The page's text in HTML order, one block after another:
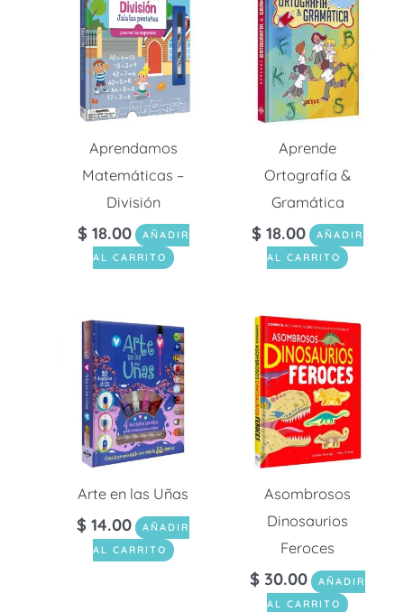
Aprendamos
Matemáticas –
División
$ 18.00
AÑADIR
AL CARRITO
Aprende
Ortografía &
Gramática
$ 18.00
AÑADIR
AL CARRITO
Arte en las Uñas
$ 14.00
AÑADIR
AL CARRITO
Asombrosos
Dinosaurios
Feroces
$ 30.00
AÑADIR
AL CARRITO